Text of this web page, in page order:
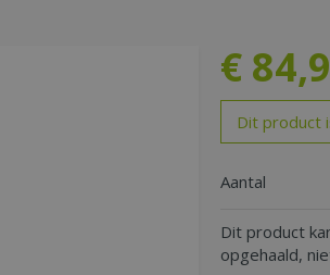
€ 84,
Dit product
Aantal
Dit product
opgehaald,